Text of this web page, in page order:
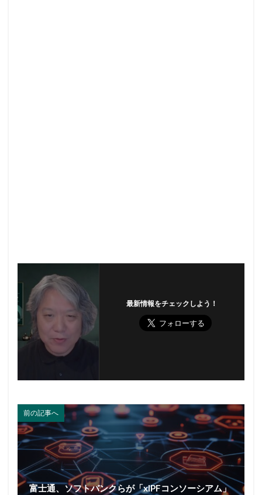
最新情報をチェックしよう！
前の記事へ
富士通、ソフトバンクらが「xIPFコンソーシアム」